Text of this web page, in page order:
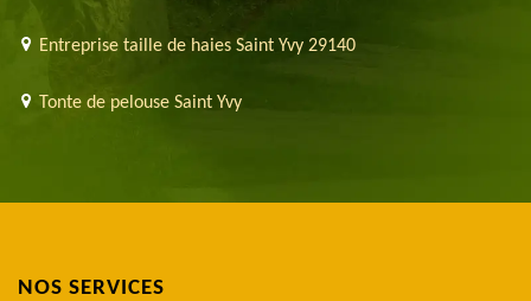
Entreprise taille de haies Saint Yvy 29140
Tonte de pelouse Saint Yvy
NOS SERVICES